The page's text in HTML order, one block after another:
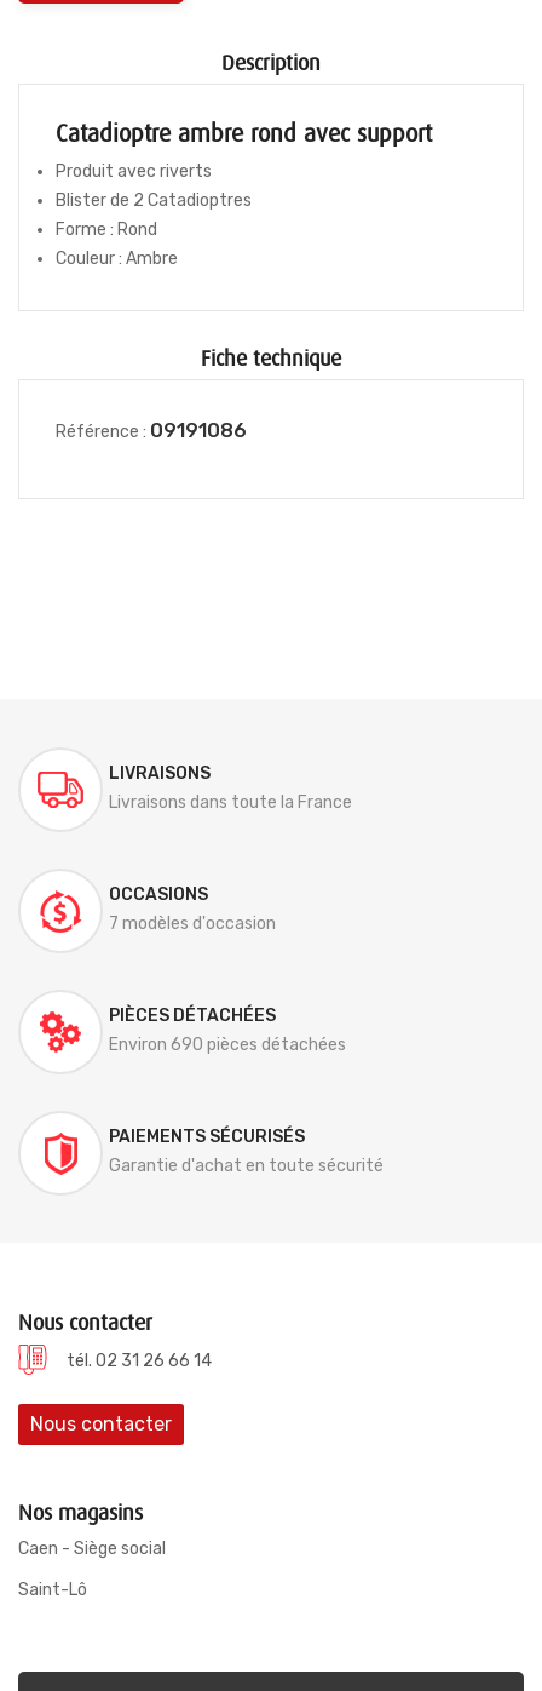
Description
Catadioptre ambre rond avec support
Produit avec riverts
Blister de 2 Catadioptres
Forme : Rond
Couleur : Ambre
Fiche technique
Référence : 09191086
LIVRAISONS
Livraisons dans toute la France
OCCASIONS
7 modèles d'occasion
PIÈCES DÉTACHÉES
Environ 690 pièces détachées
PAIEMENTS SÉCURISÉS
Garantie d'achat en toute sécurité
Nous contacter
tél. 02 31 26 66 14
Nous contacter
Nos magasins
Caen - Siège social
Saint-Lô